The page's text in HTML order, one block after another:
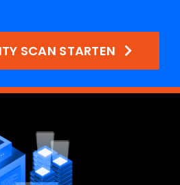
SCAN STARTEN